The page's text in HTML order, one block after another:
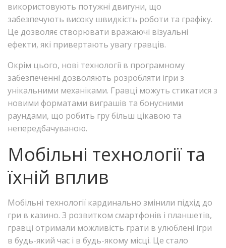
використовують потужні двигуни, що
забезпечують високу швидкість роботи та графіку.
Це дозволяє створювати вражаючі візуальні
ефекти, які привертають увагу гравців.
Окрім цього, нові технології в програмному
забезпеченні дозволяють розробляти ігри з
унікальними механіками. Гравці можуть стикатися з
новими форматами виграшів та бонусними
раундами, що робить гру більш цікавою та
непередбачуваною.
Мобільні технології та
їхній вплив
Мобільні технології кардинально змінили підхід до
гри в казино. З розвитком смартфонів і планшетів,
гравці отримали можливість грати в улюблені ігри
в будь-який час і в будь-якому місці. Це стало